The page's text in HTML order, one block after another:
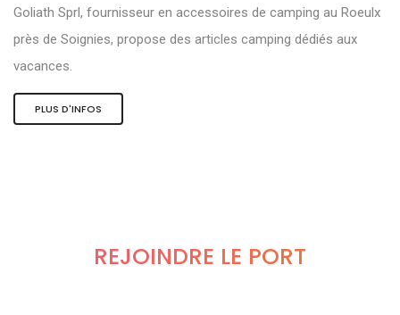
Goliath Sprl, fournisseur en accessoires de camping au Roeulx
près de Soignies, propose des articles camping dédiés aux
vacances.
PLUS D'INFOS
REJOINDRE LE PORT